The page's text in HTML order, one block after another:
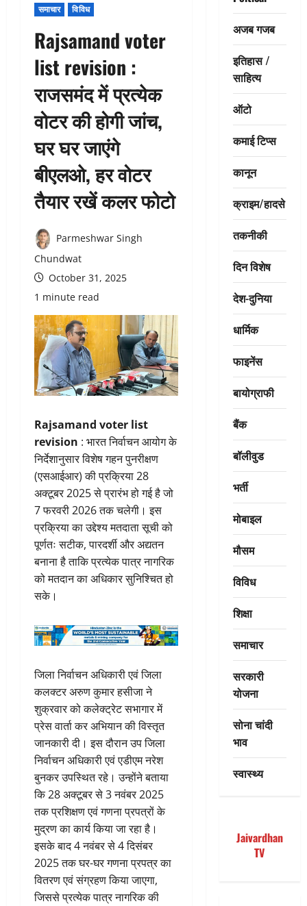
समाचार विविध
Rajsamand voter
list revision :
राजसमंद में प्रत्येक
वोटर की होगी जांच,
घर घर जाएंगे
बीएलओ, हर वोटर
तैयार रखें कलर फोटो
Parmeshwar Singh
Chundwat
October 31, 2025
1 minute read
Rajsamand voter list
revision : भारत निर्वाचन आयोग के
निर्देशानुसार विशेष गहन पुनरीक्षण
(एसआईआर) की प्रक्रिया 28
अक्टूबर 2025 से प्रारंभ हो गई है जो
7 फरवरी 2026 तक चलेगी। इस
प्रक्रिया का उद्देश्य मतदाता सूची को
पूर्णतः सटीक, पारदर्शी और अद्यतन
बनाना है ताकि प्रत्येक पात्र नागरिक
को मतदान का अधिकार सुनिश्चित हो
सके।
जिला निर्वाचन अधिकारी एवं जिला
कलक्टर अरुण कुमार हसीजा ने
शुक्रवार को कलेक्ट्रेट सभागार में
प्रेस वार्ता कर अभियान की विस्तृत
जानकारी दी। इस दौरान उप जिला
निर्वाचन अधिकारी एवं एडीएम नरेश
बुनकर उपस्थित रहे। उन्होंने बताया
कि 28 अक्टूबर से 3 नवंबर 2025
तक प्रशिक्षण एवं गणना प्रपत्रों के
मुद्रण का कार्य किया जा रहा है।
इसके बाद 4 नवंबर से 4 दिसंबर
2025 तक घर-घर गणना प्रपत्र का
वितरण एवं संग्रहण किया जाएगा,
जिससे प्रत्येक पात्र नागरिक की
अजब गजब
इतिहास /
साहित्य
ऑटो
कमाई टिप्स
कानून
क्राइम/हादसे
तकनीकी
दिन विशेष
देश-दुनिया
धार्मिक
फाइनेंस
बायोग्राफी
बैंक
बॉलीवुड
भर्ती
मोबाइल
मौसम
विविध
शिक्षा
समाचार
सरकारी
योजना
सोना चांदी
भाव
स्वास्थ्य
Jaivardhan
TV